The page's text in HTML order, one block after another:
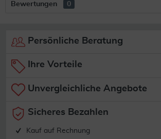
Bewertungen 0
Persönliche Beratung
Ihre Vorteile
Unvergleichliche Angebote
Sicheres Bezahlen
Kauf auf Rechnung